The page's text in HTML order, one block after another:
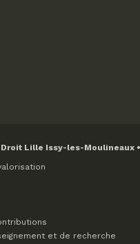
Lille Issy-les-Moulineaux
et de recherche